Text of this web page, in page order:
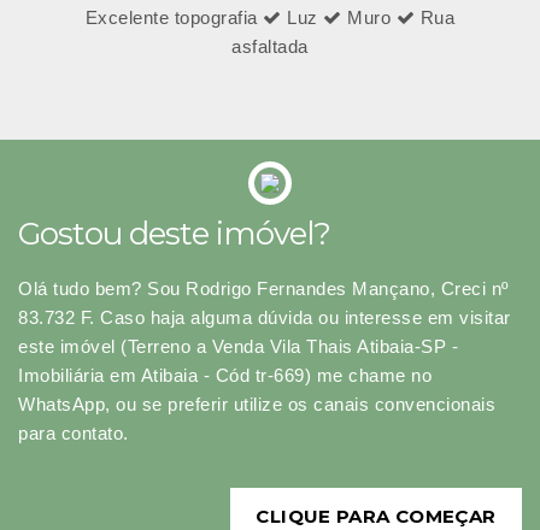
Excelente topografia Luz Muro
Rua
asfaltada
Gostou deste imóvel?
Olá tudo bem? Sou Rodrigo Fernandes Mançano, Creci nº
83.732 F. Caso haja alguma dúvida ou interesse em visitar
este imóvel (Terreno a Venda Vila Thais Atibaia-SP -
Imobiliária em Atibaia - Cód tr-669) me chame no
WhatsApp, ou se preferir utilize os canais convencionais
para contato.
CLIQUE PARA COMEÇAR